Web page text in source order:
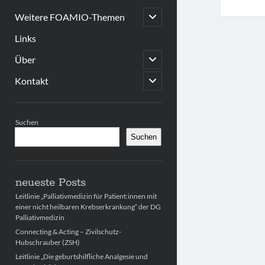
Weitere FOAMIO-Themen
open
child
Links
Über
open
child
menu
Kontakt
open
child
Suchen
Suchen
neueste Posts
Leitlinie „Palliativmedizin für Patient:innen mit
einer nicht heilbaren Krebserkrankung“ der DG
Palliativmedizin
Connecting & Acting – Zivilschutz-
Hubschrauber (ZSH)
Leitlinie „Die geburtshilfliche Analgesie und